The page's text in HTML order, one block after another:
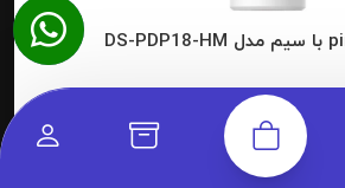
11,965,000
تومان